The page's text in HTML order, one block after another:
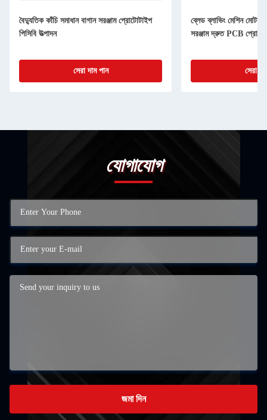
বৈদ্যুতিক কাঁচি সমাধান বাগান সরঞ্জাম প্রোটোটাইপ
পিসিবি উত্পাদন
সেরা দাম পান
ব্লেড ব্লাভিং মেশিন মোটর
সরঞ্জাম দ্রুত PCB
সেরা
যোগাযোগ
জমা দিন